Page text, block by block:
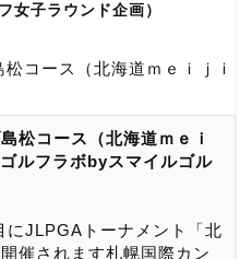
女子ラウンド企画）
コース（北海道ｍｅｉｊｉ
松コース（北海道ｍｅｉ
ルフラボbyスマイルゴル
にJLPGAトーナメント「北
催されます札幌国際カン